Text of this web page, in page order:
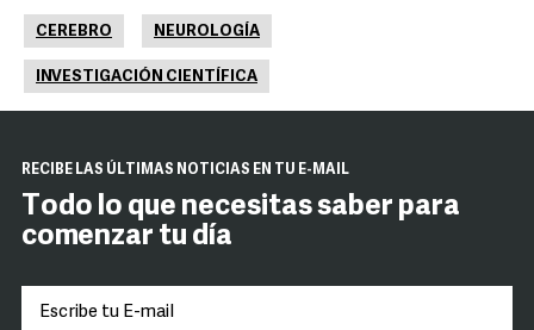
CEREBRO NEUROLOGÍA
INVESTIGACIÓN CIENTÍFICA
RECIBE LAS ÚLTIMAS NOTICIAS EN TU E-MAIL
Todo lo que necesitas saber para
comenzar tu día